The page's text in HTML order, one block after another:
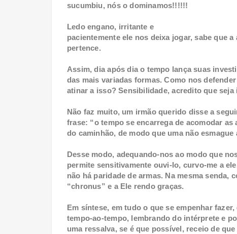
sucumbiu, nós o dominamos!!!!!!
Ledo engano, irritante e
pacientemente ele nos deixa jogar, sabe que
pertence.
Assim, dia após dia o tempo lança suas
das mais variadas formas. Como nos
atinar a isso? Sensibilidade, acredito que seja
Não faz muito, um irmão querido disse a
frase: “o tempo se encarrega de acomodar
do caminhão, de modo que uma não esmague
Desse modo, adequando-nos ao modo que
permite sensitivamente ouvi-lo, curvo-me a
não há paridade de armas. Na mesma senda,
“chronus” e a Ele rendo graças.
Em síntese, em tudo o que se empenhar fazer,
tempo-ao-tempo, lembrando do intérprete e
uma ressalva, se é que possível, receio de